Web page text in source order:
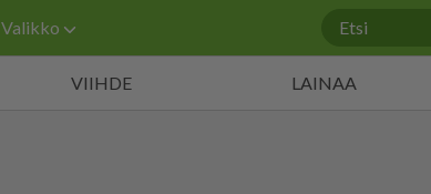
Valikko
VIIHDE LAINAA